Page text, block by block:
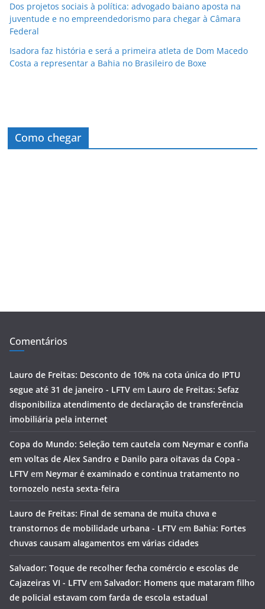
Dos projetos sociais à política: advogado baiano aposta na
juventude e no empreendedorismo para chegar à Câmara
Federal
Isadora faz história e será a primeira atleta de Dom Macedo
Costa a representar a Bahia no Brasileiro de Boxe
Como chegar
Comentários
Lauro de Freitas: Desconto de 10% na cota única do IPTU
segue até 31 de janeiro - LFTV em Lauro de Freitas: Sefaz
disponibiliza atendimento de declaração de transferência
imobiliária pela internet
Copa do Mundo: Seleção tem cautela com Neymar e confia
em voltas de Alex Sandro e Danilo para oitavas da Copa -
LFTV em Neymar é examinado e continua tratamento no
tornozelo nesta sexta-feira
Lauro de Freitas: Final de semana de muita chuva e
transtornos de mobilidade urbana - LFTV em Bahia: Fortes
chuvas causam alagamentos em várias cidades
Salvador: Toque de recolher fecha comércio e escolas de
Cajazeiras VI - LFTV em Salvador: Homens que mataram filho
de policial estavam com farda de escola estadual